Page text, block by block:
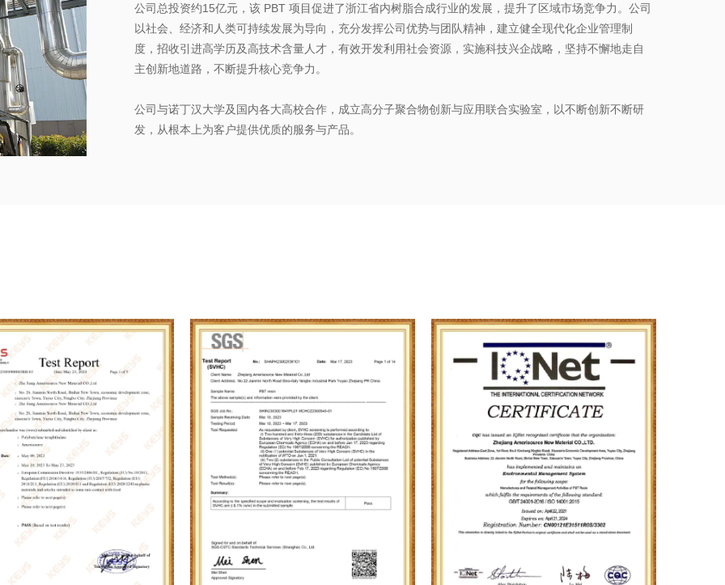
公司总投资约15亿元，该 PBT 项目促进了浙江省内树脂合成行业的发展，提升了区域市场竞争力。公司
以社会、经济和人类可持续发展为导向，充分发挥公司优势与团队精神，建立健全现代化企业管理制
度，招收引进高学历及高技术含量人才，有效开发利用社会资源，实施科技兴企战略，坚持不懈地走自
主创新地道路，不断提升核心竞争力。
公司与诺丁汉大学及国内各大高校合作，成立高分子聚合物创新与应用联合实验室，以不断创新不断研
发，从根本上为客户提供优质的服务与产品。